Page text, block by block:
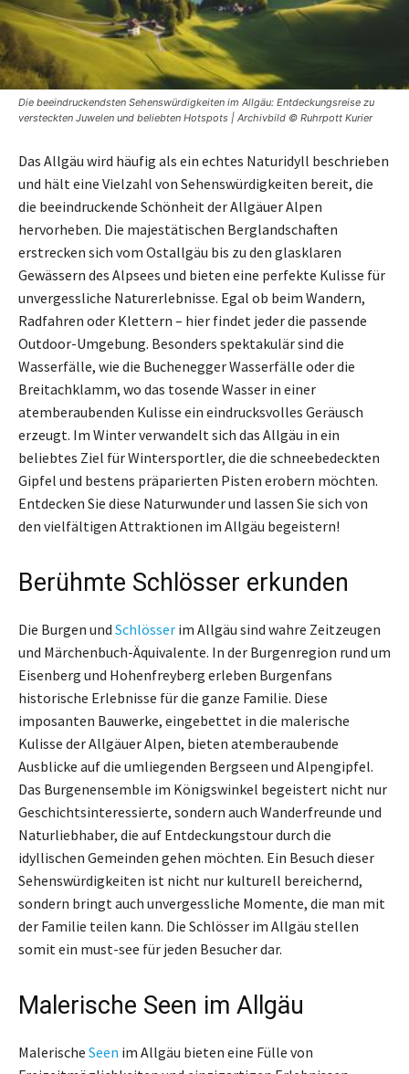
Die beeindruckendsten Sehenswürdigkeiten im Allgäu: Entdeckungsreise zu
versteckten Juwelen und beliebten Hotspots | Archivbild © Ruhrpott Kurier
Das Allgäu wird häufig als ein echtes Naturidyll beschrieben
und hält eine Vielzahl von Sehenswürdigkeiten bereit, die
die beeindruckende Schönheit der Allgäuer Alpen
hervorheben. Die majestätischen Berglandschaften
erstrecken sich vom Ostallgäu bis zu den glasklaren
Gewässern des Alpsees und bieten eine perfekte Kulisse für
unvergessliche Naturerlebnisse. Egal ob beim Wandern,
Radfahren oder Klettern – hier findet jeder die passende
Outdoor-Umgebung. Besonders spektakulär sind die
Wasserfälle, wie die Buchenegger Wasserfälle oder die
Breitachklamm, wo das tosende Wasser in einer
atemberaubenden Kulisse ein eindrucksvolles Geräusch
erzeugt. Im Winter verwandelt sich das Allgäu in ein
beliebtes Ziel für Wintersportler, die die schneebedeckten
Gipfel und bestens präparierten Pisten erobern möchten.
Entdecken Sie diese Naturwunder und lassen Sie sich von
den vielfältigen Attraktionen im Allgäu begeistern!
Berühmte Schlösser erkunden
Die Burgen und Schlösser im Allgäu sind wahre Zeitzeugen
und Märchenbuch-Äquivalente. In der Burgenregion rund um
Eisenberg und Hohenfreyberg erleben Burgenfans
historische Erlebnisse für die ganze Familie. Diese
imposanten Bauwerke, eingebettet in die malerische
Kulisse der Allgäuer Alpen, bieten atemberaubende
Ausblicke auf die umliegenden Bergseen und Alpengipfel.
Das Burgenensemble im Königswinkel begeistert nicht nur
Geschichtsinteressierte, sondern auch Wanderfreunde und
Naturliebhaber, die auf Entdeckungstour durch die
idyllischen Gemeinden gehen möchten. Ein Besuch dieser
Sehenswürdigkeiten ist nicht nur kulturell bereichernd,
sondern bringt auch unvergessliche Momente, die man mit
der Familie teilen kann. Die Schlösser im Allgäu stellen
somit ein must-see für jeden Besucher dar.
Malerische Seen im Allgäu
Malerische Seen im Allgäu bieten eine Fülle von